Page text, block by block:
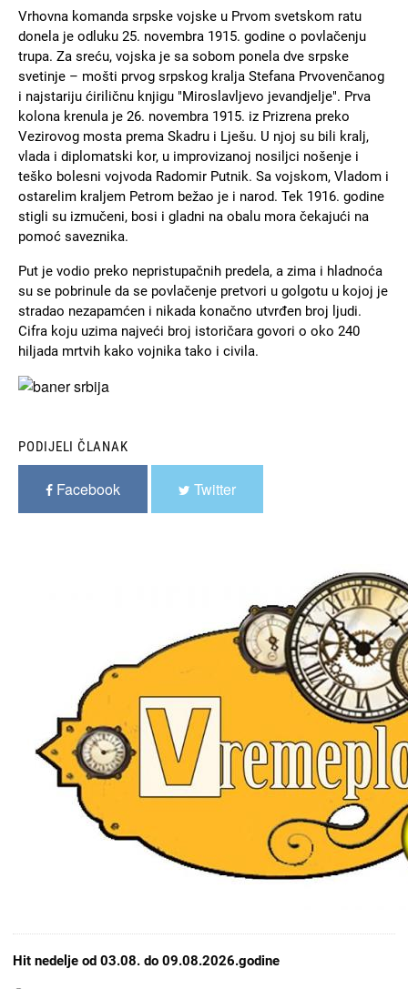
Vrhovna komanda srpske vojske u Prvom svetskom ratu
donela je odluku 25. novembra 1915. godine o povlačenju
trupa. Za sreću, vojska je sa sobom ponela dve srpske
svetinje – mošti prvog srpskog kralja Stefana Prvovenčanog
i najstariju ćiriličnu knjigu "Miroslavljevo jevandjelje". Prva
kolona krenula je 26. novembra 1915. iz Prizrena preko
Vezirovog mosta prema Skadru i Lješu. U njoj su bili kralj,
vlada i diplomatski kor, u improvizanoj nosiljci nošenje i
teško bolesni vojvoda Radomir Putnik. Sa vojskom, Vladom i
ostarelim kraljem Petrom bežao je i narod. Tek 1916. godine
stigli su izmučeni, bosi i gladni na obalu mora čekajući na
pomoć saveznika.
Put je vodio preko nepristupačnih predela, a zima i hladnoća
su se pobrinule da se povlačenje pretvori u golgotu u kojoj je
stradao nezapamćen i nikada konačno utvrđen broj ljudi.
Cifra koju uzima najveći broj istoričara govori o oko 240
hiljada mrtvih kako vojnika tako i civila.
Slika
PODIJELI ČLANAK
Facebook Twitter
Hit nedelje od 03.08. do 09.08.2026.godine